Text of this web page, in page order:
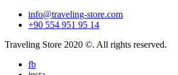
info@traveling-store.com
+90 554 951 95 14
Traveling Store 2020 ©. All rights reserved.
fb